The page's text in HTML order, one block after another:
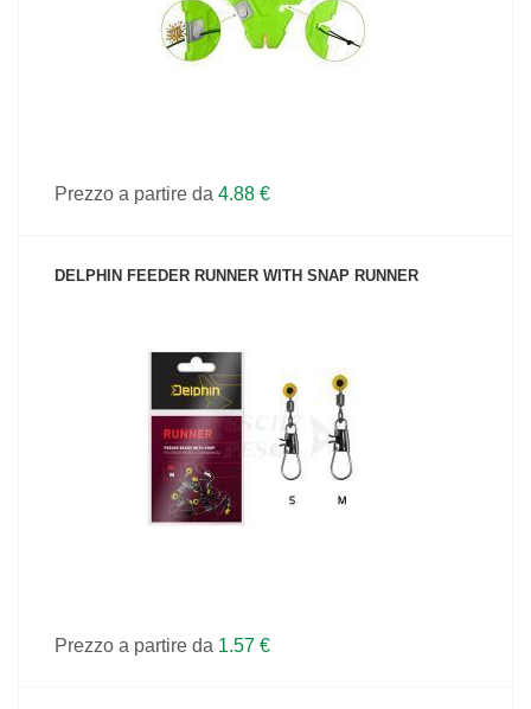
Prezzo a partire da 4.88 €
DELPHIN FEEDER RUNNER WITH SNAP RUNNER
VEDI IL PRODOTTO
Prezzo a partire da 1.57 €